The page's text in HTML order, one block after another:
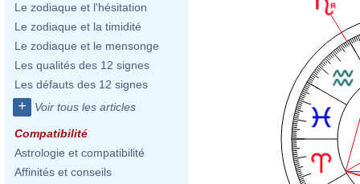
Le zodiaque et l'hésitation
Le zodiaque et la timidité
Le zodiaque et le mensonge
Les qualités des 12 signes
Les défauts des 12 signes
+ Voir tous les articles
Compatibilité
Astrologie et compatibilité
Affinités et conseils